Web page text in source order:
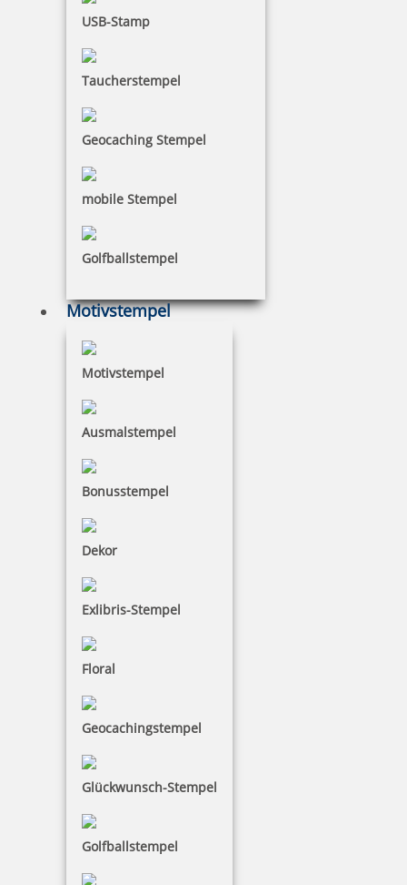
USB-Stamp
Taucherstempel
Geocaching Stempel
mobile Stempel
Golfballstempel
Motivstempel
Motivstempel
Ausmalstempel
Bonusstempel
Dekor
Exlibris-Stempel
Floral
Geocachingstempel
Glückwunsch-Stempel
Golfballstempel